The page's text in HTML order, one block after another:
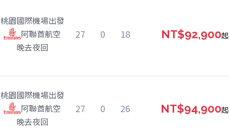
桃園國際機場出發
阿聯酋航空
晚去夜回
27 0 18 NT$92,900起
桃園國際機場出發
阿聯酋航空
晚去夜回
27 0 26 NT$94,900起